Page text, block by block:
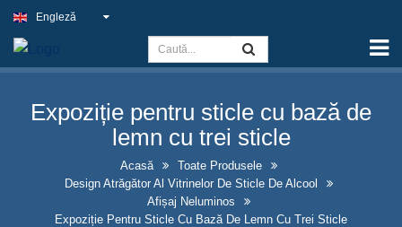
Capacitate
Semnul de Lumină Subțire
Semnul pub-ului în aer liber
Semne de afaceri interioare la
cel mai bun preț
Engleză
Expoziție pentru sticle cu bază de
lemn cu trei sticle
Acasă
Toate Produsele
Design Atrăgător Al Vitrinelor De Sticle De Alcool
Afișaj Neluminos
Expoziție Pentru Sticle Cu Bază De Lemn Cu Trei Sticle